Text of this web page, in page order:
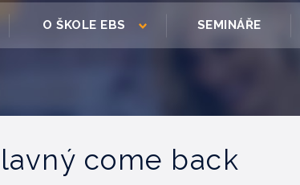
O ŠKOLE EBS SEMINÁŘE
come back